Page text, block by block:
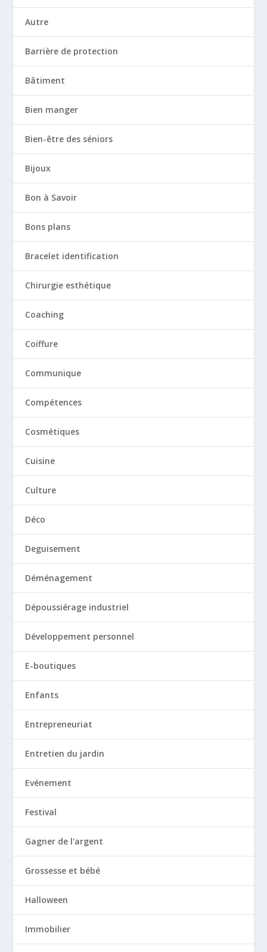
Autre
Barrière de protection
Bâtiment
Bien manger
Bien-être des séniors
Bijoux
Bon à Savoir
Bons plans
Bracelet identification
Chirurgie esthétique
Coaching
Coiffure
Communique
Compétences
Cosmétiques
Cuisine
Culture
Déco
Deguisement
Déménagement
Dépoussiérage industriel
Développement personnel
E-boutiques
Enfants
Entrepreneuriat
Entretien du jardin
Evénement
Festival
Gagner de l'argent
Grossesse et bébé
Halloween
Immobilier